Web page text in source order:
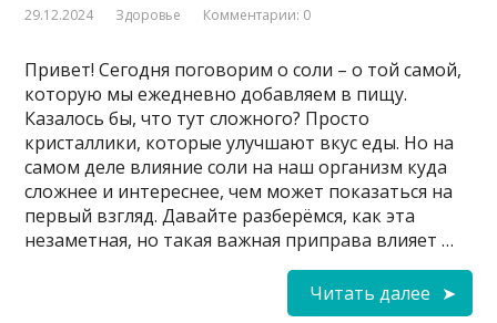
29.12.2024 Здоровье Комментарии: 0
Привет! Сегодня поговорим о соли – о той самой,
которую мы ежедневно добавляем в пищу.
Казалось бы, что тут сложного? Просто
кристаллики, которые улучшают вкус еды. Но на
самом деле влияние соли на наш организм куда
сложнее и интереснее, чем может показаться на
первый взгляд. Давайте разберёмся, как эта
незаметная, но такая важная приправа влияет …
Читать далее